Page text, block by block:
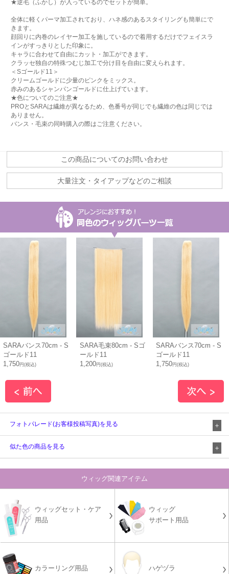
★逆毛（ふかし）が入っているのでセットが簡単。
全体に軽くパーマ加工されており、ハネ感のあるスタイリングも簡単にで
きます。
顔回りに内巻のレイヤー加工を施しているので着用するだけでフェイスラ
インがすっきりとした印象に。
キャラに合わせて自由にカット・加工ができます。
クラッセ独自の特殊つむじ加工で分け目を自由に変えられます。
＜Sゴールド11＞
クリームゴールドに少量のピンクをミックス。
赤みのあるシャンパンゴールドに仕上げています。
★色についてのご注意★
PROとSARAは繊維が異なるため、色番号が同じでも繊維の色は同じでは
ありません。
バンス・毛束の同時購入の際はご注意ください。
この商品についてのお問い合わせ
大量注文・タイアップなどのご相談
SARAバンス70cm - S
ゴールド11
1,750円(税込)
SARA毛束80cm - Sゴ
ールド11
1,200円(税込)
SARAバンス70cm - S
ゴールド11
1,750円(税込)
フォトパレード(お客様投稿写真)を見る
似た色の商品を見る
ウィッグ関連アイテム
ウィッグセット・ケア
用品
ウィッグ
サポート用品
カラーリング用品 ハゲヅラ